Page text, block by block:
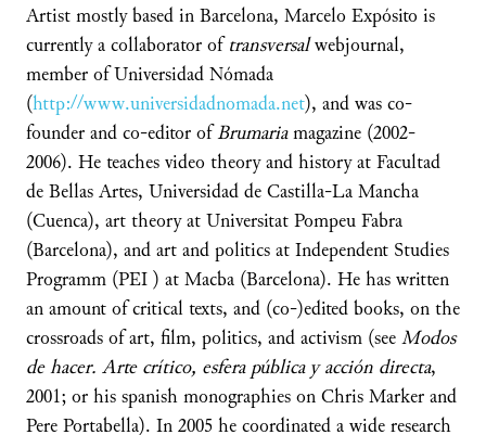
Artist mostly based in Barcelona, Marcelo Expósito is
currently a collaborator oftransversalwebjournal,
member of Universidad Nómada
(http://www.universidadnomada.net), and was co-
founder and co-editor ofBrumariamagazine (2002-
2006). He teaches video theory and history at Facultad
de Bellas Artes, Universidad de Castilla-La Mancha
(Cuenca), art theory at Universitat Pompeu Fabra
(Barcelona), and art and politics at Independent Studies
Programm (PEI ) at Macba (Barcelona). He has written
an amount of critical texts, and (co-)edited books, on the
crossroads of art, film, politics, and activism (seeModos
de hacer. Arte crítico, esfera pública y acción directa,
2001; or his spanish monographies on Chris Marker and
Pere Portabella). In 2005 he coordinated a wide research